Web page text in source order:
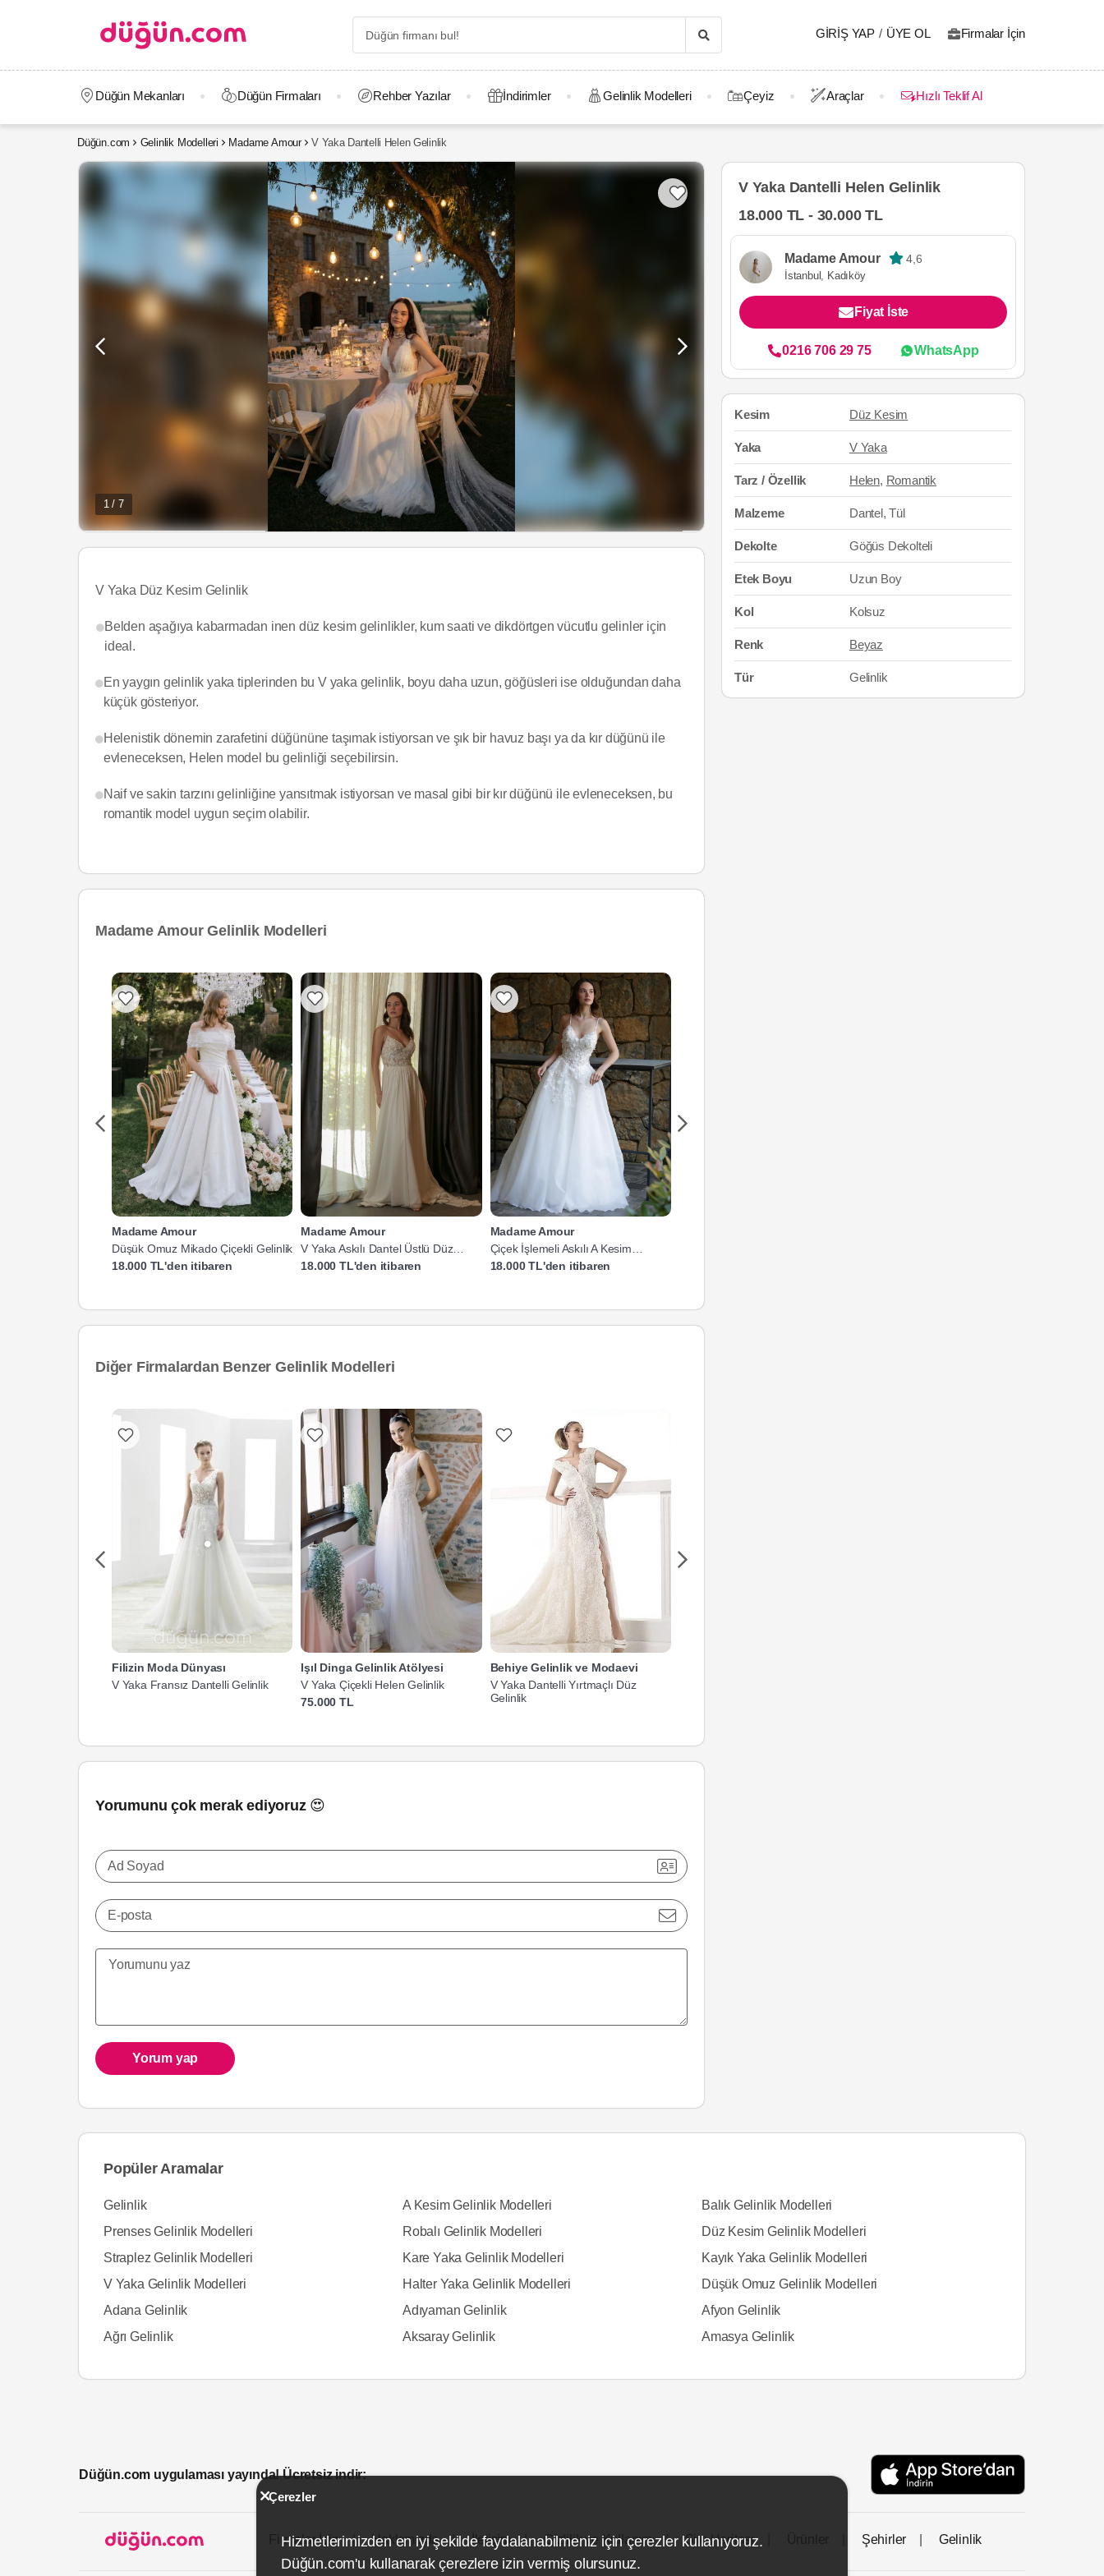
GIRIŞ YAP / ÜYE OL Firmalar İçin
Düğün Mekanları Düğün Firmaları Rehber Yazılar İndirimler Gelinlik Modelleri Çeyiz Araçlar Hızlı Teklif Al
Düğün.com Gelinlik Modelleri Madame Amour V Yaka Dantelli Helen Gelinlik
1 / 7
V Yaka Düz Kesim Gelinlik
Belden aşağıya kabarmadan inen düz kesim gelinlikler, kum saati ve dikdörtgen vücutlu gelinler için
ideal.
En yaygın gelinlik yaka tiplerinden bu V yaka gelinlik, boyu daha uzun, göğüsleri ise olduğundan daha
küçük gösteriyor.
Helenistik dönemin zarafetini düğününe taşımak istiyorsan ve şık bir havuz başı ya da kır düğünü ile
evleneceksen, Helen model bu gelinliği seçebilirsin.
Naif ve sakin tarzını gelinliğine yansıtmak istiyorsan ve masal gibi bir kır düğünü ile evleneceksen, bu
romantik model uygun seçim olabilir.
Madame Amour Gelinlik Modelleri
Madame Amour
Düşük Omuz Mikado Çiçekli Gelinlik
18.000 TL'den itibaren
Madame Amour
V Yaka Askılı Dantel Üstlü Düz
Kesim Gelinlik
18.000 TL'den itibaren
Madame Amour
Çiçek İşlemeli Askılı A Kesim
Gelinlik
18.000 TL'den itibaren
Diğer Firmalardan Benzer Gelinlik Modelleri
Filizin Moda Dünyası
V Yaka Fransız Dantelli Gelinlik
Işıl Dinga Gelinlik Atölyesi
V Yaka Çiçekli Helen Gelinlik
75.000 TL
Behiye Gelinlik ve Modaevi
V Yaka Dantelli Yırtmaçlı Düz
Gelinlik
Yorumunu çok merak ediyoruz 😍
Ad Soyad
E-posta
Yorum yap
V Yaka Dantelli Helen Gelinlik
18.000 TL - 30.000 TL
Madame Amour 4,6
İstanbul, Kadıköy
Fiyat İste
0216 706 29 75 WhatsApp
Kesim Düz Kesim
Yaka V Yaka
Tarz / Özellik Helen, Romantik
Malzeme Dantel, Tül
Dekolte Göğüs Dekolteli
Etek Boyu Uzun Boy
Kol Kolsuz
Renk Beyaz
Tür Gelinlik
Popüler Aramalar
Gelinlik A Kesim Gelinlik Modelleri
Balık Gelinlik Modelleri
Prenses Gelinlik Modelleri
Robalı Gelinlik Modelleri
Düz Kesim Gelinlik Modelleri
Straplez Gelinlik Modelleri
Kare Yaka Gelinlik Modelleri
Kayık Yaka Gelinlik Modelleri
V Yaka Gelinlik Modelleri
Halter Yaka Gelinlik Modelleri
Düşük Omuz Gelinlik Modelleri
Adana Gelinlik
Adıyaman Gelinlik
Afyon Gelinlik
Ağrı Gelinlik
Aksaray Gelinlik Amasya Gelinlik
Düğün.com uygulaması yayında! Ücretsiz indir:
Firmalar İçin Hakkımızda İletişim Gizlilik ve Kullanım Site Haritası Şehirler Gelinlik
Çerezler
Hizmetlerimizden en iyi şekilde faydalanabilmeniz için çerezler kullanıyoruz.
Düğün.com'u kullanarak çerezlere izin vermiş olursunuz.